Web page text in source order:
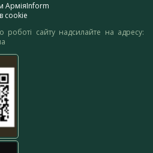
АрміяInform
cookie
роботі сайту надсилайте на адресу: